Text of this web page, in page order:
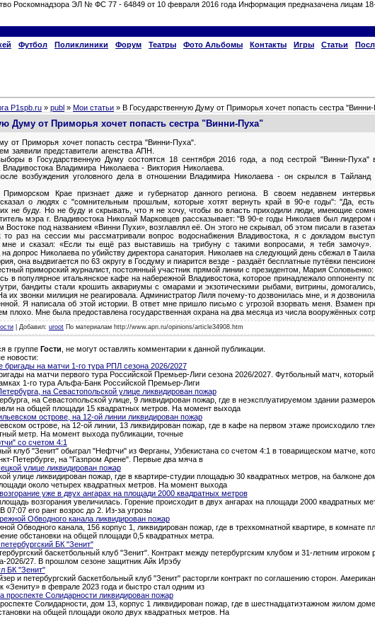
Роскомнадзора ЭЛ № ФС 77 - 64849 от 10 февраля 2016 года Информация предназачена лицам
Футбол Поликлиники Форум Театры Фото Альбомы Контакты Игры Статьи
P1spb.ru » publ » Мои статьи » В Государственную Думу от Приморья хочет попасть сестра
Думу от Приморья хочет попасть сестра "Винни-Пуха"
от Приморья хочет попасть сестра "Винни-Пуха".
заявили представители агенства АПН.
в Государственную Думу состоятся 18 сентября 2016 года, а под сестрой "Винни-
Владимира Николаева - Виктория Николаева.
возбуждения уголовного дела в отношении Владимира Николаева - он скрылся в Тайланд
Крае признает даже и губернатор данного региона. В своем недавнем
о людях с "сомнительным прошлым, которые хотят вернуть край в 90-е годы": "Да,
не буду. Но не буду и скрывать, что я не хочу, чтобы во власть приходили люди, имеющие
мэра г. Владивостока Николай Марковцев рассказывает: "В 90-е годы Николаев был лидером
Востоке под названием «Винни Пухи», возглавлял её. Он этого не скрывал, об этом писали в
то раз на сессии мы рассматривали вопрос водоснабжения Владивостока, я с докладом
и сказал: «Если ты ещё раз выставишь на трибуну с такими вопросами, я тебя замочу».
допрос Николаева по убийству директора санатория. Николаев на следующий день сбежал в
она выдвигается по 63 округу в Госдуму и пиарится везде - раздаёт бесплатные путёвки
приморский журналист, постоянный участник прямой линии с президентом, Мария
в популярное итальянское кафе на набережной Владивостока, которое принадлежало оппоненту
бандиты стали крошить аквариумы с омарами и экзотическими рыбами, витрины,
их звонки милиция не реагировала. Администратор Лиля почему-то дозвонилась мне, и я
Я написала об этой истории. В ответ мне пришло письмо с угрозой взорвать меня. Взамен
плохо. Мне была предоставлена государственная охрана на два месяца из числа вооружённых
Добавил: uroot По материалам http://www.apn.ru/opinions/article34908.htm
в группе Гости , не могут оставлять комментарии к данной публикации.
новости:
на матчи 1-го тура РПЛ сезона 2026/2027
на матчи первого тура Российской Премьер-Лиги сезона 2026/2027. Футбольный матч, который
1-го тура Альфа-Банк Российской Премьер-Лиги
на Севастопольской улице ликвидирован пожар
на Севастопольской улице, 9 ликвидирован пожар, где в неэксплуатируемом здании
на общей площади 15 квадратных метров. На момент выхода
острове, на 12-ой линии ликвидирован пожар
острове, на 12-ой линии, 13 ликвидирован пожар, где в кафе на первом этаже происходило
метр. На момент выхода публикации, точные
со счетом 4:1
клуб "Зенит" обыграл "Нефтчи" из Ферганы, Узбекистана со счетом 4:1 в товарищеском матче,
Петербурге, на "Газпром Арене". Первые два мяча в
улице ликвидирован пожар
улице ликвидирован пожар, где в квартире-студии площадью 30 квадратных метров, на балконе
около четырех квадратных метров. На момент выхода
уже в двух ангарах на площади 2000 квадратных метров
возгорания увеличилась. Горение происходит в двух ангарах на площади 2000 квадратных
07:07 его ранг возрос до 2. Из-за угрозы
Обводного канала ликвидирован пожар
Обводного канала, 156 корпус 1, ликвидирован пожар, где в трехкомнатной квартире, в комнате
обстановки на общей площади 0,5 квадратных метра.
БК "Зенит"
баскетбольный клуб "Зенит". Контракт между петербургским клубом и 31-летним игроком
2026/27. В прошлом сезоне защитник Айк Ирэбу
БК "Зенит"
и петербургский баскетбольный клуб "Зенит" расторгли контракт по соглашению сторон.
«Зениту» в феврале 2023 года и быстро стал одним из
проспекте Солидарности ликвидирован пожар
Солидарности, дом 13, корпус 1 ликвидирован пожар, где в шестнадцатиэтажном жилом
на общей площади около двух квадратных метров. На